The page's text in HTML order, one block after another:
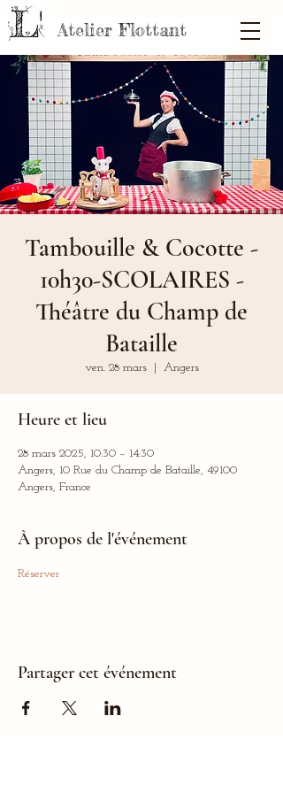
Atelier Flottant
Tambouille & Cocotte -
10h30-SCOLAIRES -
Théâtre du Champ de
Bataille
ven. 28 mars
  |
Angers
Heure et lieu
28 mars 2025, 10:30 – 14:30
Angers, 10 Rue du Champ de Bataille, 49100
Angers, France
À propos de l'événement
Réserver
Partager cet événement